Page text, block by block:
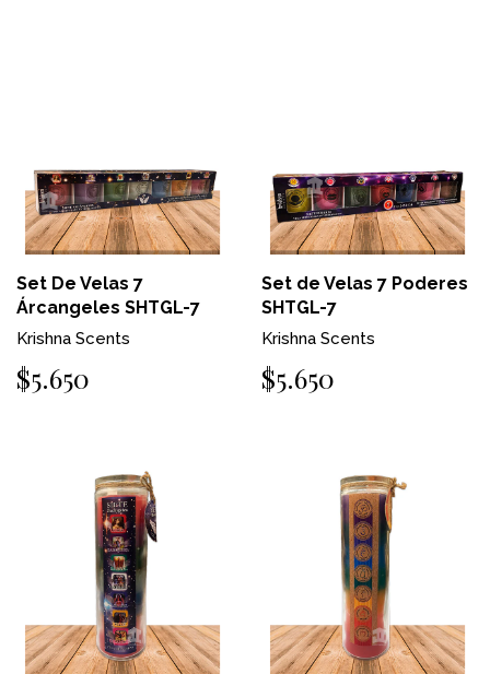
Set De Velas 7
Árcangeles SHTGL-7
Krishna Scents
$5.650
Set de Velas 7 Poderes
SHTGL-7
Krishna Scents
$5.650